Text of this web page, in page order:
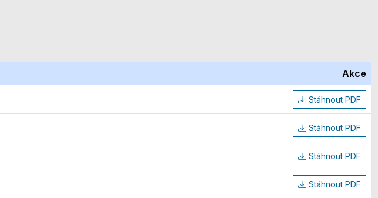
Akce
Stáhnout PDF
Stáhnout PDF
Stáhnout PDF
Stáhnout PDF